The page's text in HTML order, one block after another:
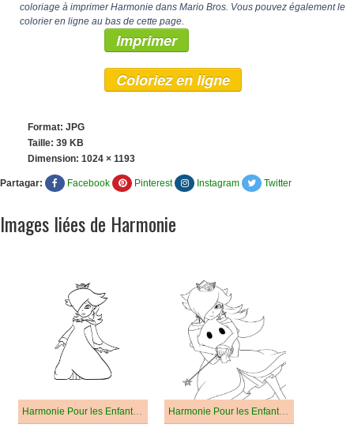
coloriage à imprimer Harmonie dans Mario Bros. Vous pouvez également le
colorier en ligne au bas de cette page.
Imprimer
Coloriez en ligne
Format: JPG
Taille: 39 KB
Dimension: 1024 × 1193
Partagar: Facebook Pinterest Instagram Twitter
Images liées de Harmonie
Harmonie Pour les Enfants de 3 Ans Harmonie Pour les Enfants de 2 Ans